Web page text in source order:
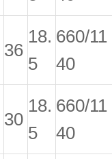
36
18.
5
660/11
40
30
18.
5
660/11
40